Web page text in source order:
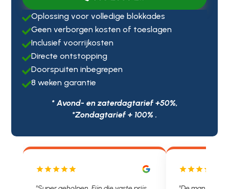
Oplossing voor volledige blokkades
Geen verborgen kosten of toeslagen
Inclusief voorrijkosten
Directe ontstopping
Doorspuiten inbegrepen
8 weken garantie
* Avond- en zaterdagtarief +50%,
*Zondagtarief + 100% .